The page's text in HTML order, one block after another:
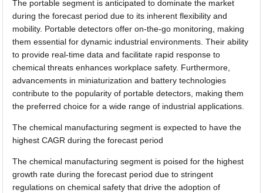
The portable segment is anticipated to dominate the market
during the forecast period due to its inherent flexibility and
mobility. Portable detectors offer on-the-go monitoring, making
them essential for dynamic industrial environments. Their ability
to provide real-time data and facilitate rapid response to
chemical threats enhances workplace safety. Furthermore,
advancements in miniaturization and battery technologies
contribute to the popularity of portable detectors, making them
the preferred choice for a wide range of industrial applications.
The chemical manufacturing segment is expected to have the
highest CAGR during the forecast period
The chemical manufacturing segment is poised for the highest
growth rate during the forecast period due to stringent
regulations on chemical safety that drive the adoption of